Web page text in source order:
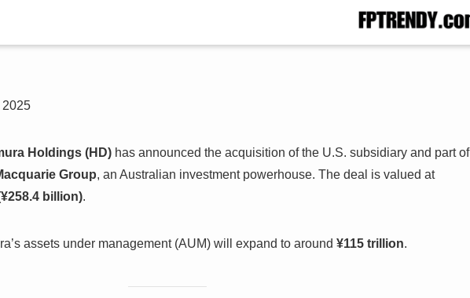
2025
Holdings (HD) has announced the acquisition of the U.S. subsidiary and part of
Group, an Australian investment powerhouse. The deal is valued at
billion).
assets under management (AUM) will expand to around ¥115 trillion.